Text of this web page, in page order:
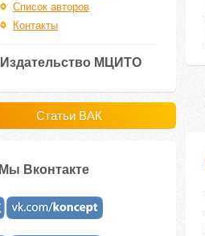
Список авторов
Контакты
Издательство МЦИТО
Статьи ВАК
Мы Вконтакте